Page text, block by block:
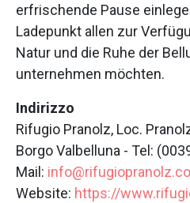
erfrischende Pause
Ladepunkt allen zur
Natur und die Ruhe der
unternehmen möchten.
Indirizzo
Rifugio Pranolz, Loc.
Borgo Valbelluna - Tel:
Mail:
Website: https://